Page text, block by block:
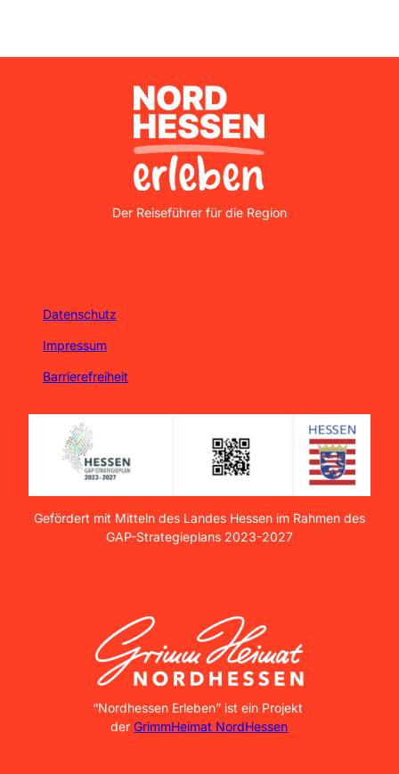
Nordhessen Erleben
Der Reiseführer für die Region
Datenschutz
Impressum
Barrierefreiheit
Gefördert mit Mitteln des Landes Hessen im Rahmen des
GAP-Strategieplans 2023-2027
GrimmHeimat NordHessen
“Nordhessen Erleben” ist ein Projekt
derGrimmHeimat NordHessen